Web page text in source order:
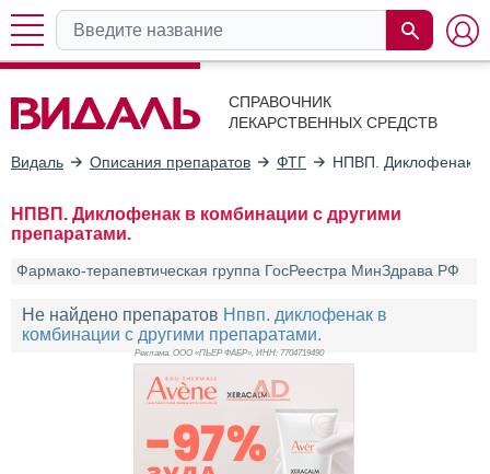
СПРАВОЧНИК
ЛЕКАРСТВЕННЫХ СРЕДСТВ
Видаль Описания препаратов ФТГ НПВП. Диклофенак в
НПВП. Диклофенак в комбинации с другими
препаратами.
Фармако-терапевтическая группа ГосРеестра МинЗдрава РФ
Не найдено препаратов Нпвп. диклофенак в
комбинации с другими препаратами.
Реклама. ООО «ПЬЕР ФАБР», ИНН: 7704719490